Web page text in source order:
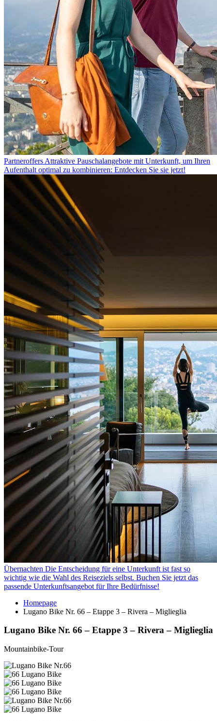
Partneroffers Attraktive Pauschalangebote mit Unterkunft, um Ihren
Aufenthalt optimal zu kombinieren: Entdecken Sie sie jetzt!
Übernachten Die Entscheidung für eine Unterkunft ist fast so
wichtig wie die Wahl des Reiseziels selbst. Buchen Sie jetzt das
passende Unterkunftsangebot für Ihre Bedürfnisse!
Homepage
Lugano Bike Nr. 66 – Etappe 3 – Rivera – Miglieglia
Lugano Bike Nr. 66 – Etappe 3 – Rivera – Miglieglia
Mountainbike-Tour